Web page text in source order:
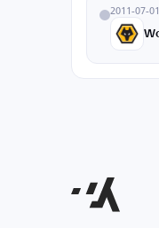
2011-07-01